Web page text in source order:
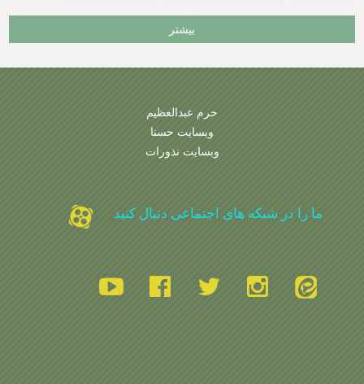
بیشتر
حرم عبدالعظیم
وبسایت حسنا
وبسایت نذورات
ما را در شبکه های اجتماعی دنبال کنید